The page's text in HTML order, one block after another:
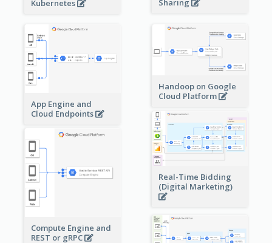
Sharing
Kubernetes
App Engine and
Cloud Endpoints
Handoop on Google
Cloud Platform
Real-Time Bidding
(Digital Marketing)
Compute Engine and
REST or gRPC